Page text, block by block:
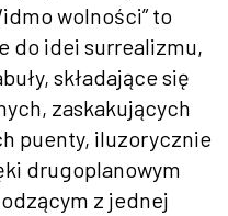
wolności” to
do idei surrealizmu,
składające się
zaskakujących
puenty, iluzorycznie
drugoplanowym
z jednej